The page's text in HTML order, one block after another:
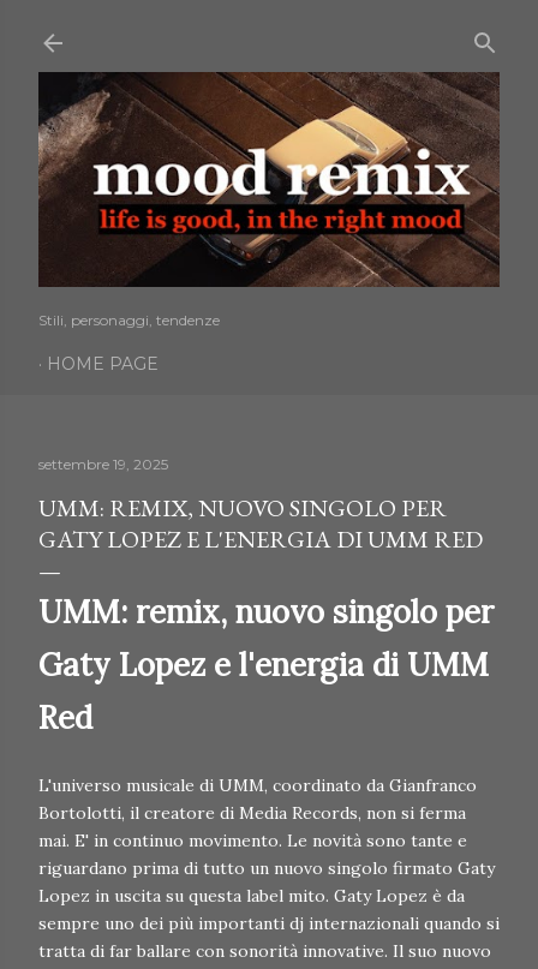
Stili, personaggi, tendenze
HOME PAGE
settembre 19, 2025
UMM: REMIX, NUOVO SINGOLO PER
GATY LOPEZ E L'ENERGIA DI UMM RED
UMM: remix, nuovo singolo per
Gaty Lopez e l'energia di UMM
Red
L'universo musicale di UMM, coordinato da Gianfranco
Bortolotti, il creatore di Media Records, non si ferma
mai. E' in continuo movimento. Le novità sono tante e
riguardano prima di tutto un nuovo singolo firmato Gaty
Lopez in uscita su questa label mito. Gaty Lopez è da
sempre uno dei più importanti dj internazionali quando si
tratta di far ballare con sonorità innovative. Il suo nuovo